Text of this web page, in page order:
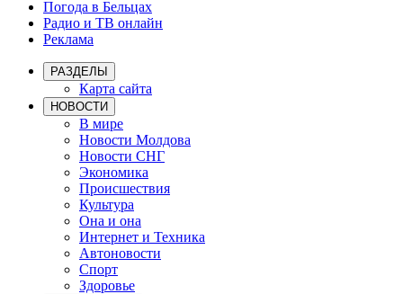
Погода в Бельцах
Радио и ТВ онлайн
Реклама
РАЗДЕЛЫ
Карта сайта
НОВОСТИ
В мире
Новости Молдова
Новости СНГ
Экономика
Происшествия
Культура
Она и она
Интернет и Техника
Автоновости
Спорт
Здоровье